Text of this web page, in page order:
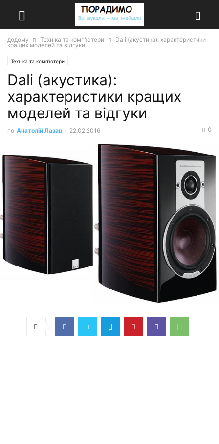
додому Техніка та комп'ютери
Dali (акустика): характеристики
кращих моделей та відгуки
Техніка та комп'ютери
Dali (акустика):
характеристики кращих
моделей та відгуки
по Анатолій Лазар - 22.02.2016 0